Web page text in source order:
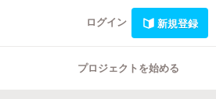
ログイン 新規登録
プロジェクトを始める